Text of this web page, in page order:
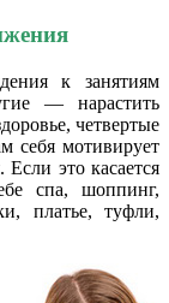
к занятиям
— нарастить
четвертые
себя мотивирует
это касается
спа, шоппинг,
платье, туфли,